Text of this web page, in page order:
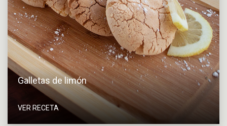
Galletas de limón
VER RECETA